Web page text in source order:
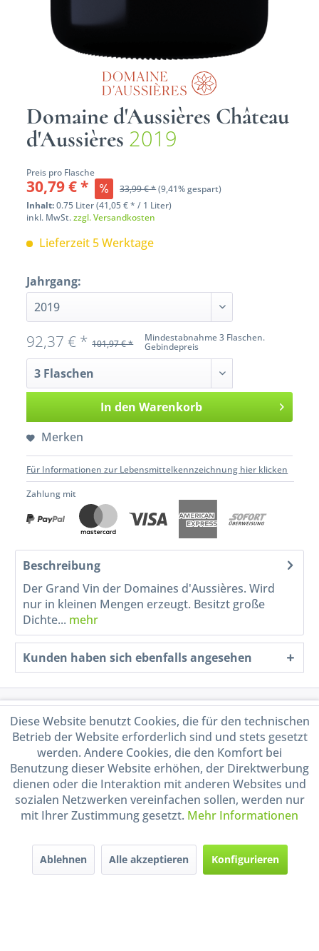
Domaine d'Aussières Château
d'Aussières 2019
Preis pro Flasche
30,79 € * 33,99 € *(9,41% gespart)
Inhalt:0.75 Liter (41,05 € * / 1 Liter)
inkl. MwSt.zzgl. Versandkosten
Lieferzeit 5 Werktage
Jahrgang:
Mindestabnahme 3 Flaschen.
Gebindepreis
92,37 € * 101,97 € *
In den Warenkorb
Merken
Für Informationen zur Lebensmittelkennzeichnung hier klicken
Zahlung mit
Beschreibung
Der Grand Vin der Domaines d'Aussières. Wird
nur in kleinen Mengen erzeugt. Besitzt große
Dichte... mehr
Kunden haben sich ebenfalls angesehen
Service Hotline
Shop Service
Informationen
Handel mit BIO-Weinen
durch DE-ÖKO-009
Diese Website benutzt Cookies, die für den technischen
Betrieb der Website erforderlich sind und stets gesetzt
werden. Andere Cookies, die den Komfort bei
Benutzung dieser Website erhöhen, der Direktwerbung
dienen oder die Interaktion mit anderen Websites und
sozialen Netzwerken vereinfachen sollen, werden nur
mit Ihrer Zustimmung gesetzt. Mehr Informationen
Ablehnen Alle akzeptieren Konfigurieren